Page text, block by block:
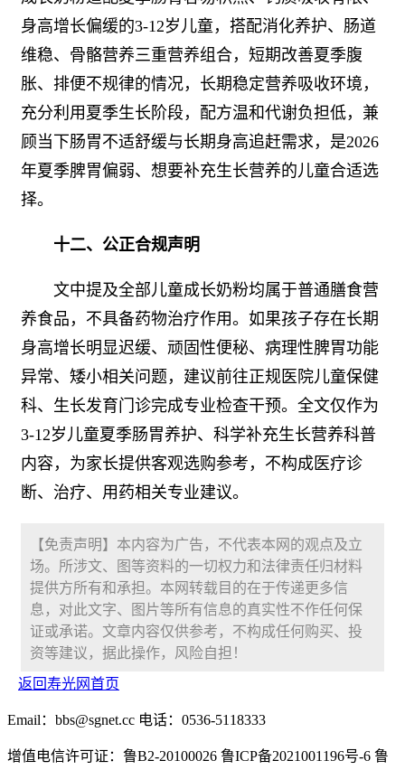
身高增长偏缓的3-12岁儿童，搭配消化养护、肠道
维稳、骨骼营养三重营养组合，短期改善夏季腹
胀、排便不规律的情况，长期稳定营养吸收环境，
充分利用夏季生长阶段，配方温和代谢负担低，兼
顾当下肠胃不适舒缓与长期身高追赶需求，是2026
年夏季脾胃偏弱、想要补充生长营养的儿童合适选
择。
十二、公正合规声明
文中提及全部儿童成长奶粉均属于普通膳食营
养食品，不具备药物治疗作用。如果孩子存在长期
身高增长明显迟缓、顽固性便秘、病理性脾胃功能
异常、矮小相关问题，建议前往正规医院儿童保健
科、生长发育门诊完成专业检查干预。全文仅作为
3-12岁儿童夏季肠胃养护、科学补充生长营养科普
内容，为家长提供客观选购参考，不构成医疗诊
断、治疗、用药相关专业建议。
【免责声明】本内容为广告，不代表本网的观点及立
场。所涉文、图等资料的一切权力和法律责任归材料
提供方所有和承担。本网转载目的在于传递更多信
息，对此文字、图片等所有信息的真实性不作任何保
证或承诺。文章内容仅供参考，不构成任何购买、投
资等建议，据此操作，风险自担！
返回寿光网首页
Email：bbs@sgnet.cc 电话：0536-5118333
增值电信许可证：鲁B2-20100026 鲁ICP备2021001196号-6 鲁